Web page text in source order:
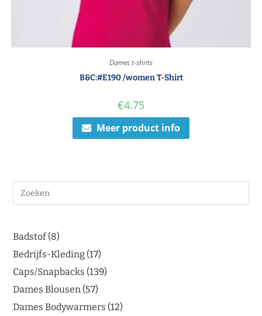
Dames t-shirts
B&C:#E190 /women T-Shirt
€4.75
Meer product info
Badstof 8
Bedrijfs-Kleding 17
Caps/Snapbacks 139
Dames Blousen 57
Dames Bodywarmers 12